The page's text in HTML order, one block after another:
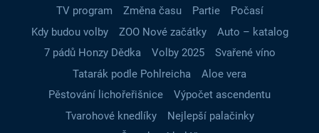
TV program
Změna času Partie
Počasí
Kdy budou volby
ZOO Nové začátky
Auto – katalog
7 pádů Honzy Dědka
Volby 2025
Svařené víno
Tatarák podle Pohlreicha
Aloe vera
Pěstování lichořeřišnice
Výpočet ascendentu
Tvarohové knedlíky
Nejlepší palačinky